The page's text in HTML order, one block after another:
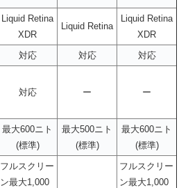
Liquid Retina
XDR
Liquid Retina
Liquid Retina
XDR
対応 対応
対応
対応 ー ー
最大600ニト
(標準)
最大500ニト
(標準)
最大600ニト
(標準)
フルスクリー
ン最大1,000
フルスクリー
ン最大1,000